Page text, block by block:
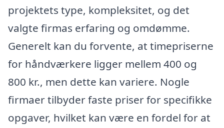
projektets type, kompleksitet, og det
valgte firmas erfaring og omdømme.
Generelt kan du forvente, at timepriserne
for håndværkere ligger mellem 400 og
800 kr., men dette kan variere. Nogle
firmaer tilbyder faste priser for specifikke
opgaver, hvilket kan være en fordel for at